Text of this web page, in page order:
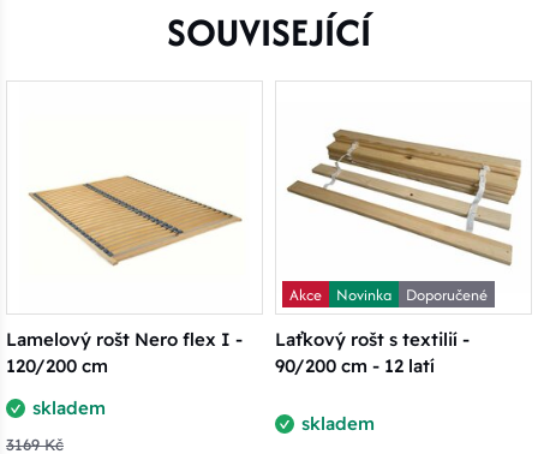
SOUVISEJÍCÍ
Lamelový rošt Nero flex I -
120/200 cm
skladem
3169 Kč
Akce Novinka
Doporučené
Laťkový rošt s textilií -
90/200 cm - 12 latí
skladem